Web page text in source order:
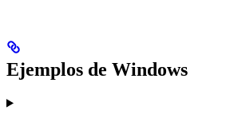
Ejemplos de Windows